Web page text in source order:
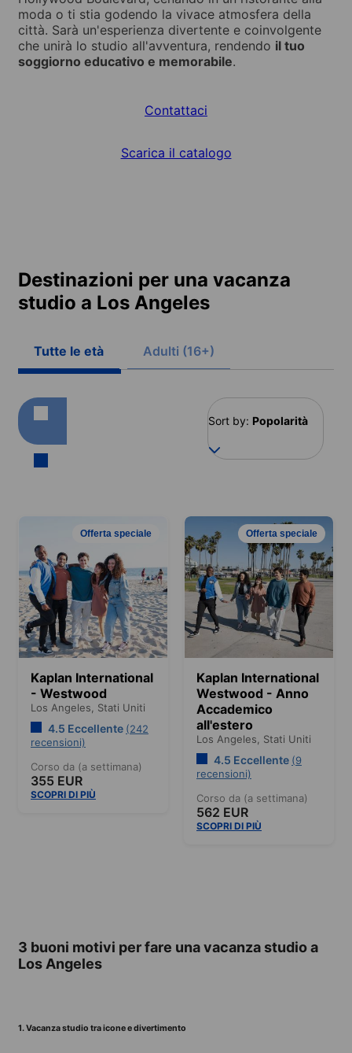
moda o ti stia godendo la vivace atmosfera della
città. Sarà un'esperienza divertente e coinvolgente
che unirà lo studio all'avventura, rendendo il tuo
soggiorno educativo e memorabile.
Contattaci
Scarica il catalogo
Destinazioni per una vacanza
studio a Los Angeles
Tutte le età Adulti (16+)
Sort by: Popolarità
Offerta speciale
Kaplan International
- Westwood
Los Angeles, Stati Uniti
4.5 Eccellente (242
recensioni)
Corso da (a settimana)
355 EUR
SCOPRI DI PIÙ
Offerta speciale
Kaplan International
Westwood - Anno
Accademico
all'estero
Los Angeles, Stati Uniti
4.5 Eccellente (9
recensioni)
Corso da (a settimana)
562 EUR
SCOPRI DI PIÙ
3 buoni motivi per fare una vacanza studio a
Los Angeles
1. Vacanza studio tra icone e divertimento